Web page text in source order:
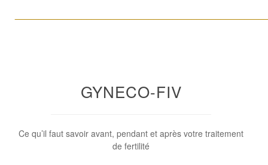
GYNECO-FIV
Ce qu’il faut savoir avant, pendant et après votre traitement
de fertilité